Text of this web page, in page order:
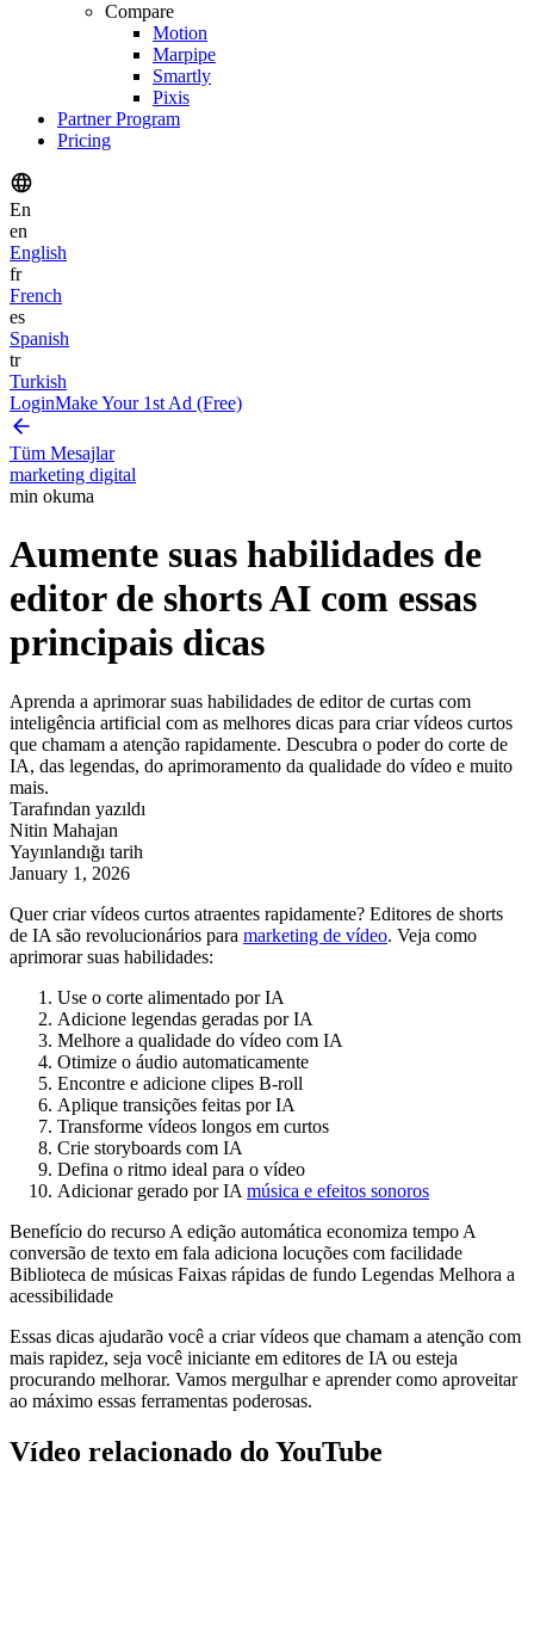
Compare
Motion
Marpipe
Smartly
Pixis
Partner Program
Pricing
En
en
English
fr
French
es
Spanish
tr
Turkish
LoginMake Your 1st Ad (Free)
Tüm Mesajlar
marketing digital
min okuma
Aumente suas habilidades de
editor de shorts AI com essas
principais dicas
Aprenda a aprimorar suas habilidades de editor de curtas com
inteligência artificial com as melhores dicas para criar vídeos curtos
que chamam a atenção rapidamente. Descubra o poder do corte de
IA, das legendas, do aprimoramento da qualidade do vídeo e muito
mais.
Tarafından yazıldı
Nitin Mahajan
Yayınlandığı tarih
January 1, 2026
Quer criar vídeos curtos atraentes rapidamente? Editores de shorts
de IA são revolucionários para marketing de vídeo. Veja como
aprimorar suas habilidades:
Use o corte alimentado por IA
Adicione legendas geradas por IA
Melhore a qualidade do vídeo com IA
Otimize o áudio automaticamente
Encontre e adicione clipes B-roll
Aplique transições feitas por IA
Transforme vídeos longos em curtos
Crie storyboards com IA
Defina o ritmo ideal para o vídeo
Adicionar gerado por IA música e efeitos sonoros
Benefício do recurso A edição automática economiza tempo A
conversão de texto em fala adiciona locuções com facilidade
Biblioteca de músicas Faixas rápidas de fundo Legendas Melhora a
acessibilidade
Essas dicas ajudarão você a criar vídeos que chamam a atenção com
mais rapidez, seja você iniciante em editores de IA ou esteja
procurando melhorar. Vamos mergulhar e aprender como aproveitar
ao máximo essas ferramentas poderosas.
Vídeo relacionado do YouTube